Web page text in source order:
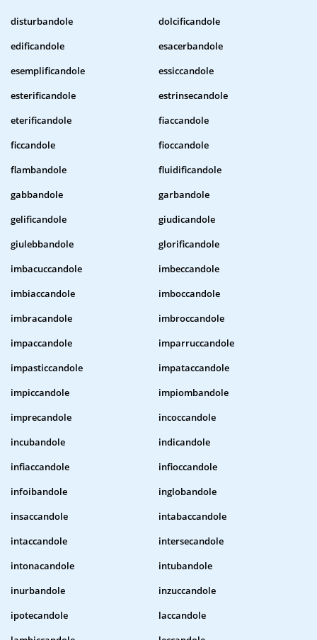
disturbandole
dolcificandole
edificandole
esacerbandole
esemplificandole
essiccandole
esterificandole
estrinsecandole
eterificandole
fiaccandole
ficcandole
fioccandole
flambandole
fluidificandole
gabbandole
garbandole
gelificandole
giudicandole
giulebbandole
glorificandole
imbacuccandole
imbeccandole
imbiaccandole
imboccandole
imbracandole
imbroccandole
impaccandole
imparruccandole
impasticcandole
impataccandole
impiccandole
impiombandole
imprecandole
incoccandole
incubandole
indicandole
infiaccandole
infioccandole
infoibandole
inglobandole
insaccandole
intabaccandole
intaccandole
intersecandole
intonacandole
intubandole
inurbandole
inzuccandole
ipotecandole
laccandole